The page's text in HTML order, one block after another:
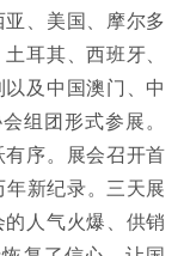
、美国、摩尔多
耳其、西班牙、
及中国澳门、中
组团形式参展。
序。展会召开首
新纪录。三天展
人气火爆、供销